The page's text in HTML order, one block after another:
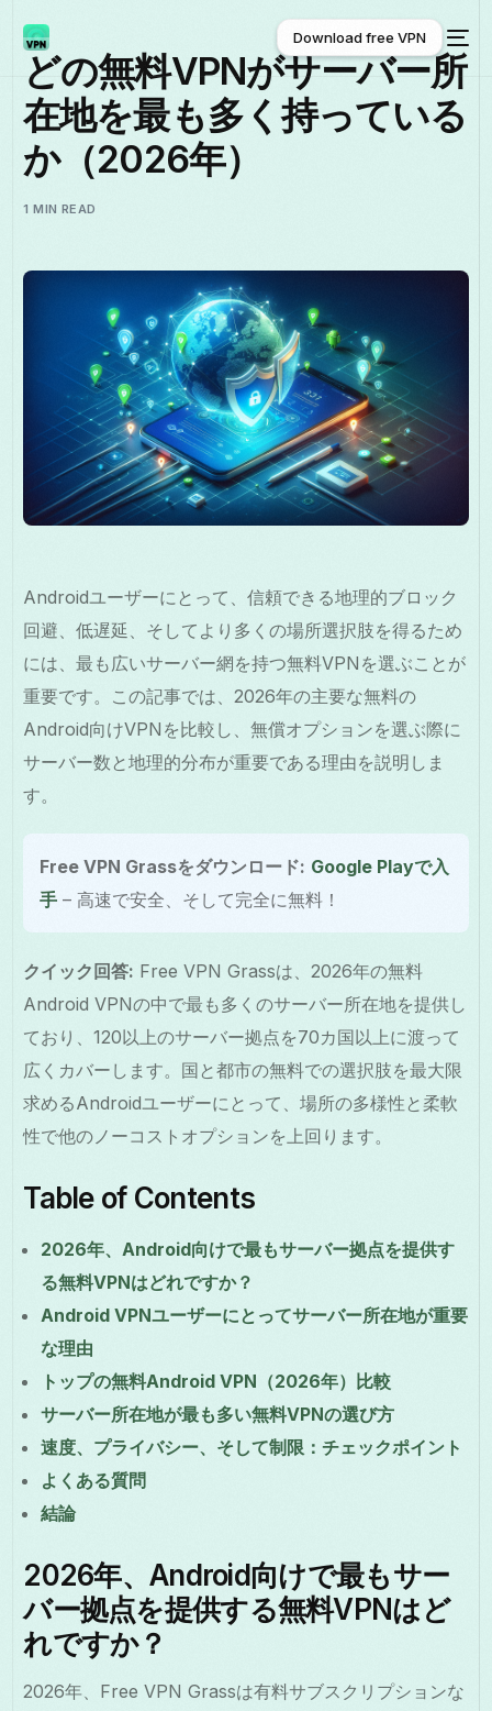
日本語
Download free VPN
Download free VPN
どの無料VPNがサーバー所
在地を最も多く持っている
か（2026年）
1 MIN READ
Androidユーザーにとって、信頼できる地理的ブロック
回避、低遅延、そしてより多くの場所選択肢を得るため
には、最も広いサーバー網を持つ無料VPNを選ぶことが
重要です。この記事では、2026年の主要な無料の
Android向けVPNを比較し、無償オプションを選ぶ際に
サーバー数と地理的分布が重要である理由を説明しま
す。
Free VPN Grassをダウンロード: Google Playで入
手 – 高速で安全、そして完全に無料！
クイック回答: Free VPN Grassは、2026年の無料
Android VPNの中で最も多くのサーバー所在地を提供し
ており、120以上のサーバー拠点を70カ国以上に渡って
広くカバーします。国と都市の無料での選択肢を最大限
求めるAndroidユーザーにとって、場所の多様性と柔軟
性で他のノーコストオプションを上回ります。
Table of Contents
2026年、Android向けで最もサーバー拠点を提供す
る無料VPNはどれですか？
Android VPNユーザーにとってサーバー所在地が重要
な理由
トップの無料Android VPN（2026年）比較
サーバー所在地が最も多い無料VPNの選び方
速度、プライバシー、そして制限：チェックポイント
よくある質問
結論
2026年、Android向けで最もサー
バー拠点を提供する無料VPNはど
れですか？
2026年、Free VPN Grassは有料サブスクリプションな